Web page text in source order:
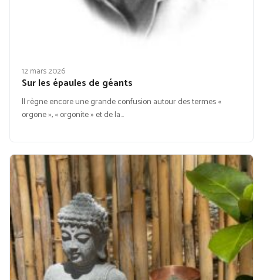
12 mars 2026
Sur les épaules de géants
Il règne encore une grande confusion autour des termes «
orgone », « orgonite » et de la…